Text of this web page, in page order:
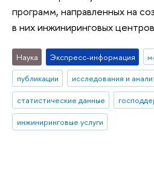
программ, направленных на
в них инжиниринговых
Наука Экспресс-информация
публикации
исследования и
статистические данные
инжиниринговые услуги